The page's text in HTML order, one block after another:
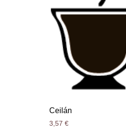
Ceilán
3,57 €